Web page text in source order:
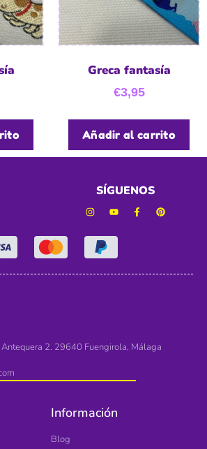
Greca fantasía
€3,95
Añadir al carrito
SÍGUENOS
2. 29640 Fuengirola, Málaga
Información
Blog